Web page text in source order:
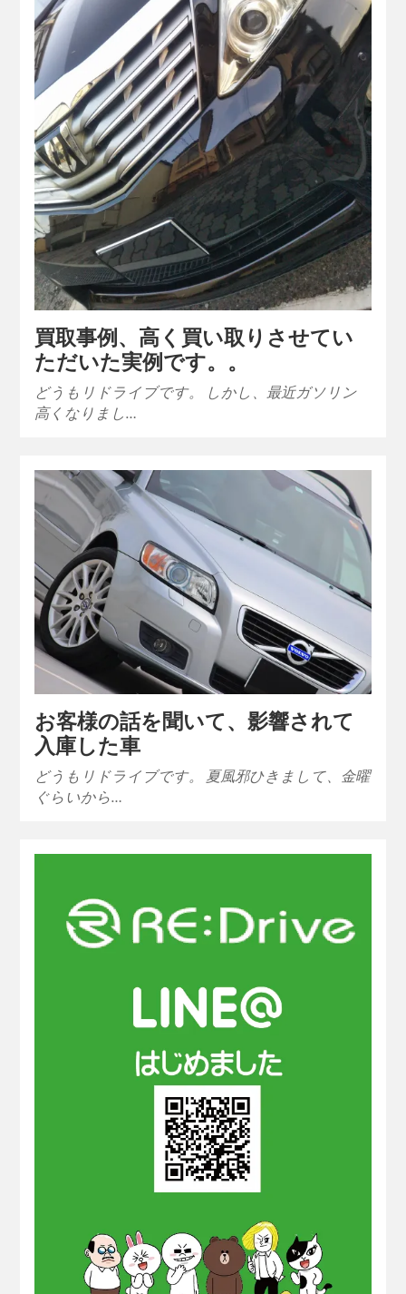
買取事例、高く買い取りさせてい
ただいた実例です。。
どうもリドライブです。 しかし、最近ガソリン
高くなりまし…
お客様の話を聞いて、影響されて
入庫した車
どうもリドライブです。 夏風邪ひきまして、金曜
ぐらいから…